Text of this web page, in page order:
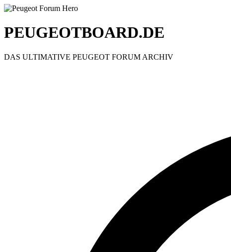
PEUGEOTBOARD.DE
DAS ULTIMATIVE PEUGEOT FORUM ARCHIV